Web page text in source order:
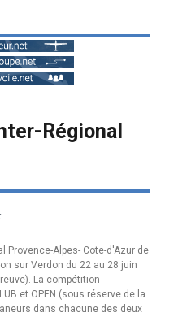
Régional
Provence-Alpes- Cote-d'Azur de
sur Verdon du 22 au 28 juin
La compétition
et OPEN (sous réserve de la
dans chacune des deux